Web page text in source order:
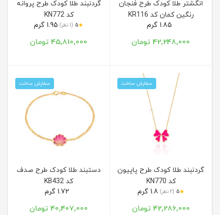
انگشتر طلا کودک طرح فنجان
رنگین کمان کد KR116
42,248,000 تومان
گردنبند طلا کودک طرح پروانه
کد KN772
★
5 (1 نظر)
45,810,000 تومان
سفارش ساخت
گردنبند طلا کودک طرح پاپیون
کد KN770
★
5 (2 نظر)
42,286,000 تومان
سفارش ساخت
دستبند طلا کودک طرح صدف
کد KB432
40,407,000 تومان